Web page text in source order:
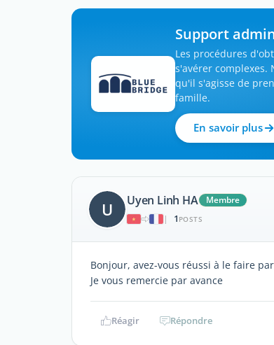
Support
Les procédures
s'avérer complexes.
qu'il s'agisse de
famille.
En savoir plus
U Uyen Linh HA
Membre
|
1 POSTS
Bonjour, avez-vous réussi à le faire
Je vous remercie par avance
Réagir Répondre